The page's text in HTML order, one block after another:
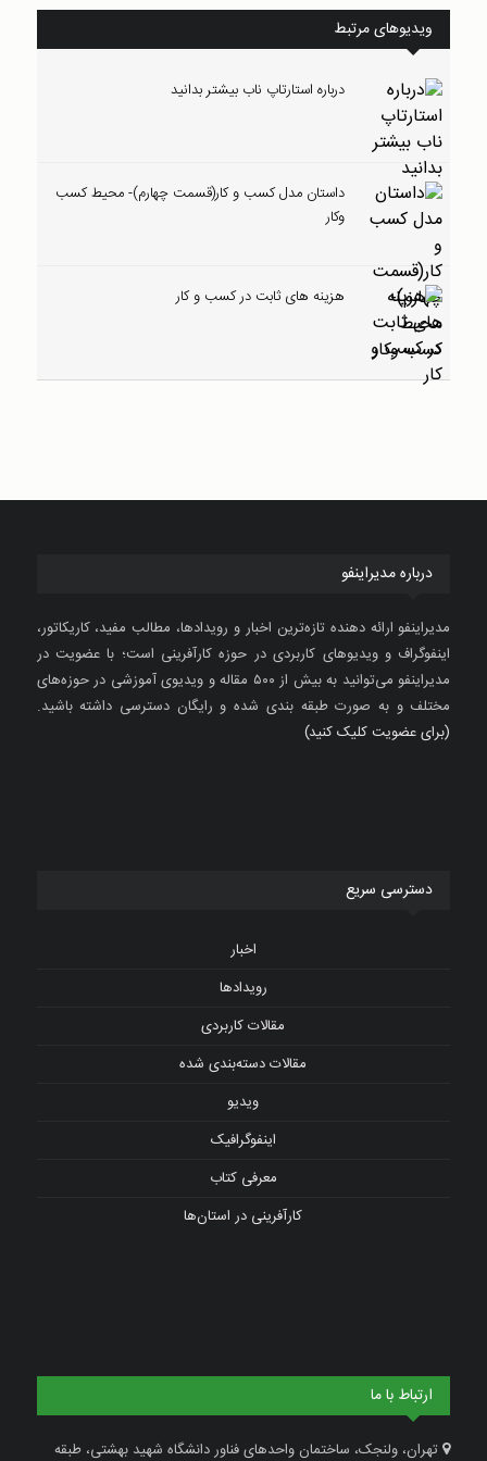
ویدیوهای مرتبط
درباره استارتاپ ناب بیشتر بدانید
داستان مدل کسب و کار(قسمت چهارم)- محیط کسب
وکار
هزینه های ثابت در کسب و کار
درباره مدیراینفو
مدیراینفو ارائه دهنده تازه‌ترین اخبار و رویدادها، مطالب مفید، کاریکاتور،
اینفوگراف و ویدیوهای کاربردی در حوزه کارآفرینی است؛ با عضویت در
مدیراینفو می‌توانید به بیش از ۵۰۰ مقاله و ویدیوی آموزشی در حوزه‌های
مختلف و به صورت طبقه بندی شده و رایگان دسترسی داشته باشید.
(برای عضویت کلیک کنید)
دسترسی سریع
اخبار
رویدادها
مقالات کاربردی
مقالات دسته‌بندی شده
ویدیو
اینفوگرافیک
معرفی کتاب
کارآفرینی در استان‌ها
ارتباط با ما
تهران، ولنجک، ساختمان واحدهای فناور دانشگاه شهید بهشتی، طبقه